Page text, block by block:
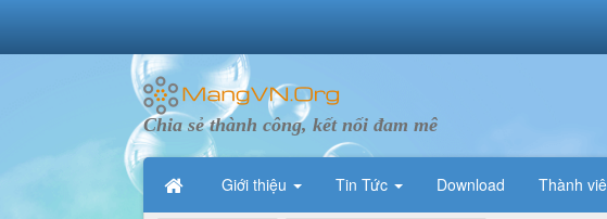
Chia sẻ thành công, kết nối đam mê
Giới thiệu Tin Tức Download Thành